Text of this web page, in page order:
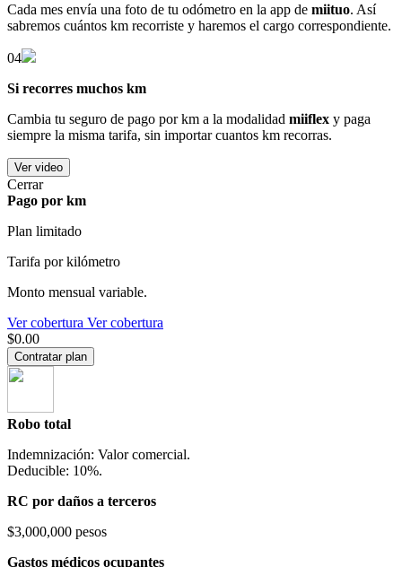
Cada mes envía una foto de tu odómetro en la app de miituo. Así
sabremos cuántos km recorriste y haremos el cargo correspondiente.
04
Si recorres muchos km
Cambia tu seguro de pago por km a la modalidad miiflex y paga
siempre la misma tarifa, sin importar cuantos km recorras.
Ver video
Cerrar
Pago por km
Plan limitado
Tarifa por kilómetro
Monto mensual variable.
Ver cobertura Ver cobertura
$0.00
Contratar plan
Robo total
Indemnización: Valor comercial.
Deducible: 10%.
RC por daños a terceros
$3,000,000 pesos
Gastos médicos ocupantes